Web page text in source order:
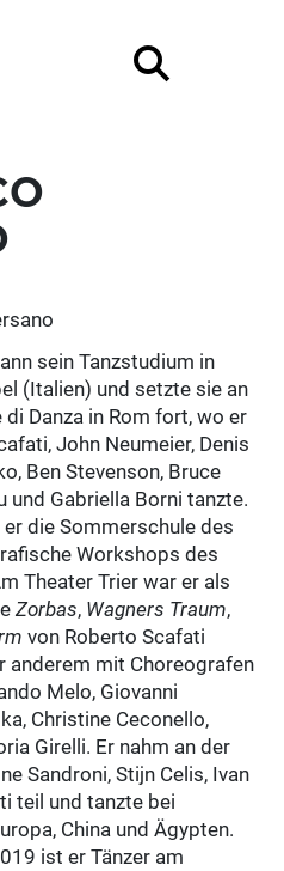
sein Tanzstudium in
(Italien) und setzte sie an
Danza in Rom fort, wo er
John Neumeier, Denis
Ben Stevenson, Bruce
und Gabriella Borni tanzte.
die Sommerschule des
Workshops des
Theater Trier war er als
Zorbas, Wagners Traum,
von Roberto Scafati
anderem mit Choreografen
Melo, Giovanni
Christine Ceconello,
Girelli. Er nahm an der
Sandroni, Stijn Celis, Ivan
teil und tanzte bei
China und Ägypten.
ist er Tänzer am